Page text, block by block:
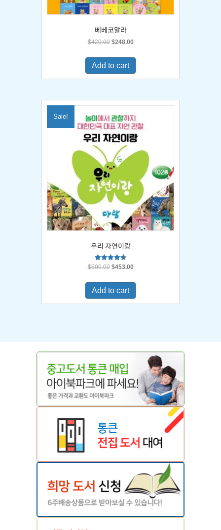
베베코알라
$420.00 Original
was:
$420.00.
$248.00Current
is:
Add to cart
Sale!
우리 자연이랑
Rated
$600.00 Original
was:
$600.00.
$453.00Current
is:
Add to cart